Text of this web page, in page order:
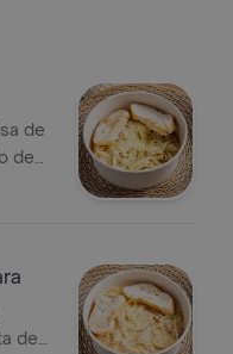
de
de
de